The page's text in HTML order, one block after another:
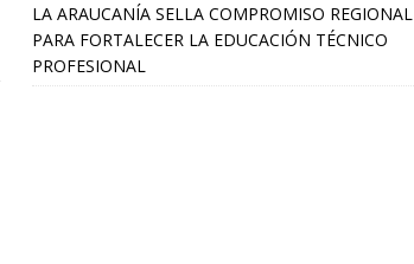
LA ARAUCANÍA SELLA COMPROMISO REGIONAL
PARA FORTALECER LA EDUCACIÓN TÉCNICO
PROFESIONAL